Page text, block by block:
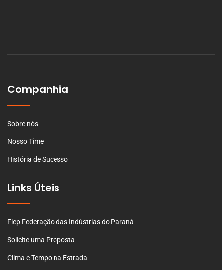
Companhia
Sobre nós
Nosso Time
História de Sucesso
Links Úteis
Fiep Federação das Indústrias do Paraná
Solicite uma Proposta
Clima e Tempo na Estrada